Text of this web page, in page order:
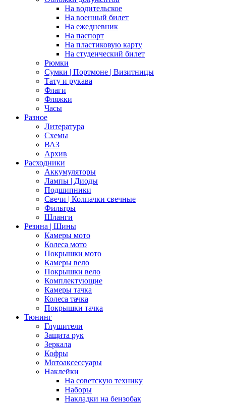
На водительское
На военный билет
На ежедневник
На паспорт
На пластиковую карту
На студенческий билет
Рюмки
Сумки | Портмоне | Визитницы
Тату и рукава
Флаги
Фляжки
Часы
Разное
Литература
Схемы
ВАЗ
Архив
Расходники
Аккумуляторы
Лампы | Диоды
Подшипники
Свечи | Колпачки свечные
Фильтры
Шланги
Резина | Шины
Камеры мото
Колеса мото
Покрышки мото
Камеры вело
Покрышки вело
Комплектующие
Камеры тачка
Колеса тачка
Покрышки тачка
Тюнинг
Глушители
Защита рук
Зеркала
Кофры
Мотоаксессуары
Наклейки
На советскую технику
Наборы
Накладки на бензобак